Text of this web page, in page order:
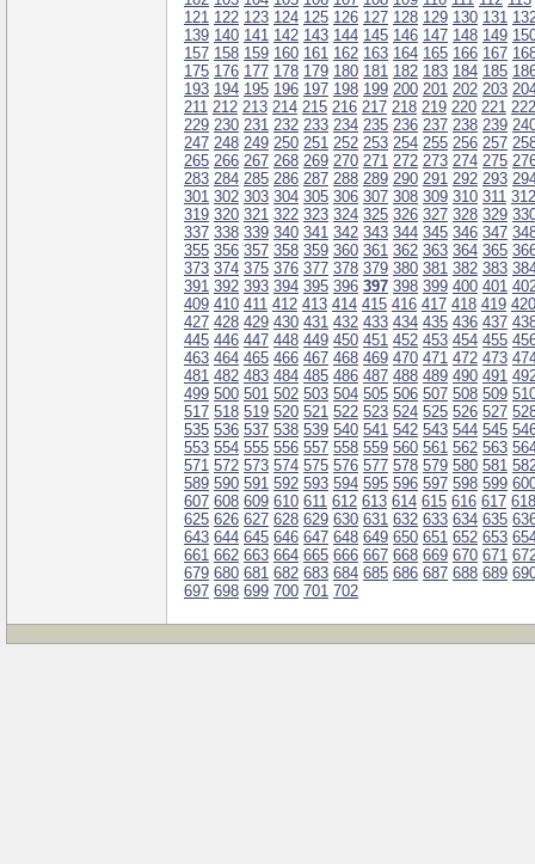
121 122 123 124 125 126 127 128 129 130 131
139 140 141 142 143 144 145 146 147 148 149
157 158 159 160 161 162 163 164 165 166 167
175 176 177 178 179 180 181 182 183 184 185
193 194 195 196 197 198 199 200 201 202 203
211 212 213 214 215 216 217 218 219 220 221 222
229 230 231 232 233 234 235 236 237 238 239
247 248 249 250 251 252 253 254 255 256 257
265 266 267 268 269 270 271 272 273 274 275
283 284 285 286 287 288 289 290 291 292 293
301 302 303 304 305 306 307 308 309 310 311 312
319 320 321 322 323 324 325 326 327 328 329
337 338 339 340 341 342 343 344 345 346 347
355 356 357 358 359 360 361 362 363 364 365
373 374 375 376 377 378 379 380 381 382 383
391 392 393 394 395 396 397 398 399 400 401
409 410 411 412 413 414 415 416 417 418 419 420
427 428 429 430 431 432 433 434 435 436 437
445 446 447 448 449 450 451 452 453 454 455
463 464 465 466 467 468 469 470 471 472 473
481 482 483 484 485 486 487 488 489 490 491
499 500 501 502 503 504 505 506 507 508 509
517 518 519 520 521 522 523 524 525 526 527
535 536 537 538 539 540 541 542 543 544 545
553 554 555 556 557 558 559 560 561 562 563
571 572 573 574 575 576 577 578 579 580 581
589 590 591 592 593 594 595 596 597 598 599
607 608 609 610 611 612 613 614 615 616 617 618
625 626 627 628 629 630 631 632 633 634 635
643 644 645 646 647 648 649 650 651 652 653
661 662 663 664 665 666 667 668 669 670 671
679 680 681 682 683 684 685 686 687 688 689
697 698 699 700 701 702